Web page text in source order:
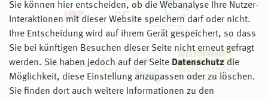
Sie können hier entscheiden, ob die Webanalyse Ihre Nutzer-
Interaktionen mit dieser Website speichern darf oder nicht.
Ihre Entscheidung wird auf ihrem Gerät gespeichert, so dass
Sie bei künftigen Besuchen dieser Seite nicht erneut gefragt
werden. Sie haben jedoch auf der Seite Datenschutz die
Möglichkeit, diese Einstellung anzupassen oder zu löschen.
Sie finden dort auch weitere Informationen zu den